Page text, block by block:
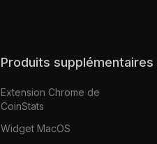
Produits supplémentaires
Extension Chrome de
CoinStats
Widget MacOS